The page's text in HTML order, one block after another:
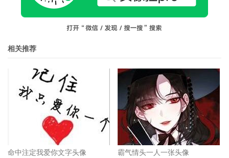
相关推荐
命中注定我爱你文字头像 霸气情头一人一张头像